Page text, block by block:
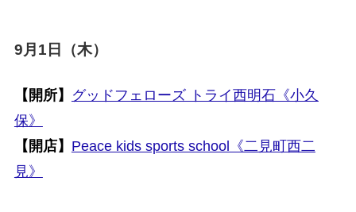
9月1日（木）
【開所】
グッドフェローズ トライ西明石《小久
保》
【開店】 Peace kids sports school《二見町西二
見》